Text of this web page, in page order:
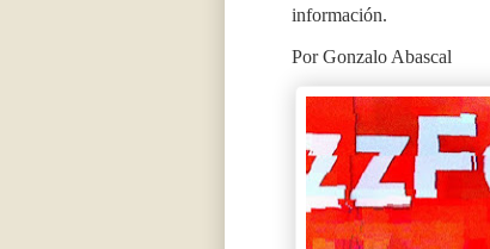
información.
Por Gonzalo Abascal